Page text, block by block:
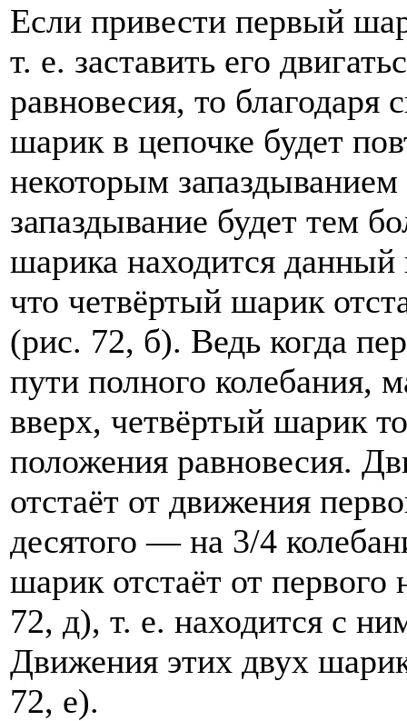
Если привести первый
т. е. заставить его
равновесия, то
шарик в цепочке будет
некоторым
запаздывание будет тем
шарика находится
что четвёртый шарик
(рис. 72, б). Ведь когда
пути полного колебания,
вверх, четвёртый шарик
положения равновесия.
отстаёт от движения
десятого — на 3/4
шарик отстаёт от первого
72, д), т. е. находится с
Движения этих двух
72, е).